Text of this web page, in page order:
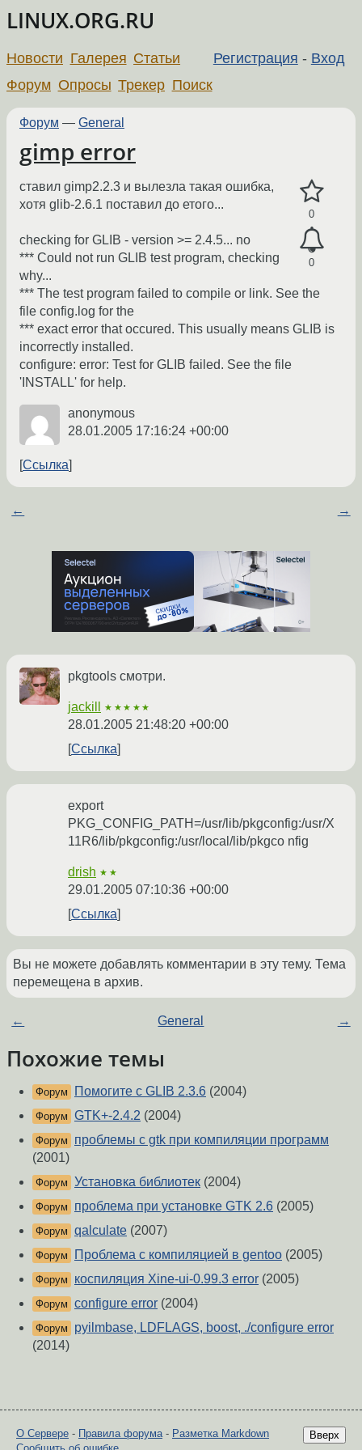
LINUX.ORG.RU
Регистрация - Вход
Новости Галерея Статьи
Форум Опросы Трекер Поиск
Форум — General
gimp error
0
0
ставил gimp2.2.3 и вылезла такая ошибка,
хотя glib-2.6.1 поставил до етого...
checking for GLIB - version >= 2.4.5... no
*** Could not run GLIB test program, checking
why...
*** The test program failed to compile or link. See the
file config.log for the
*** exact error that occured. This usually means GLIB is
incorrectly installed.
configure: error: Test for GLIB failed. See the file
'INSTALL' for help.
anonymous
28.01.2005 17:16:24 +00:00
Ссылка
← →
pkgtools смотри.
jackill ★★★★★
28.01.2005 21:48:20 +00:00
Ссылка
export
PKG_CONFIG_PATH=/usr/lib/pkgconfig:/usr/X
11R6/lib/pkgconfig:/usr/local/lib/pkgco nfig
drish ★★
29.01.2005 07:10:36 +00:00
Ссылка
Вы не можете добавлять комментарии в эту тему. Тема
перемещена в архив.
← General →
Похожие темы
Форум Помогите с GLIB 2.3.6 (2004)
Форум GTK+-2.4.2 (2004)
Форум
проблемы с gtk при компиляции программ
(2001)
Форум Установка библиотек (2004)
Форум проблема при установке GTK 2.6 (2005)
Форум qalculate (2007)
Форум Проблема с компиляцией в gentoo (2005)
Форум коспиляция Xine-ui-0.99.3 error (2005)
Форум configure error (2004)
Форум
pyilmbase, LDFLAGS, boost, ./configure error
(2014)
Вверх
О Сервере - Правила форума- Разметка Markdown